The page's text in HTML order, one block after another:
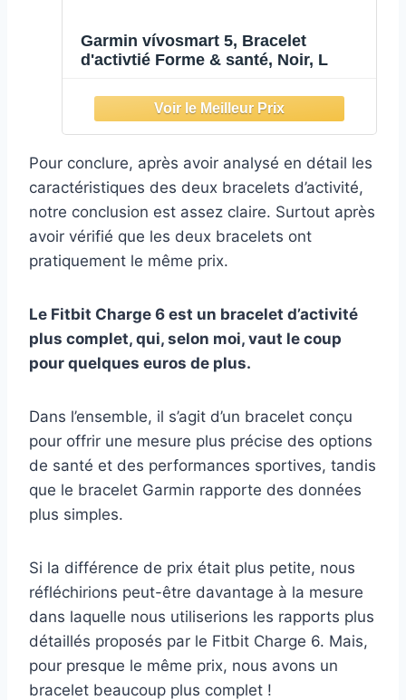
Garmin vívosmart 5, Bracelet
d'activtié Forme & santé, Noir, L
Pour conclure, après avoir analysé en détail les
caractéristiques des deux bracelets d’activité,
notre conclusion est assez claire. Surtout après
avoir vérifié que les deux bracelets ont
pratiquement le même prix.
Le Fitbit Charge 6 est un bracelet d’activité
plus complet, qui, selon moi, vaut le coup
pour quelques euros de plus.
Dans l’ensemble, il s’agit d’un bracelet conçu
pour offrir une mesure plus précise des options
de santé et des performances sportives, tandis
que le bracelet Garmin rapporte des données
plus simples.
Si la différence de prix était plus petite, nous
réfléchirions peut-être davantage à la mesure
dans laquelle nous utiliserions les rapports plus
détaillés proposés par le Fitbit Charge 6. Mais,
pour presque le même prix, nous avons un
bracelet beaucoup plus complet !